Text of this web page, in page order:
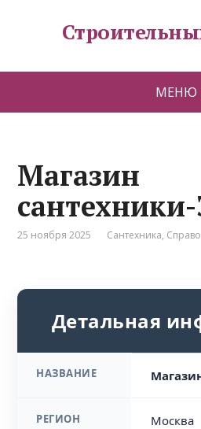
МЕНЮ
Магазин
25 ноября 2025 Сантехника,
Детальная
НАЗВАНИЕ
РЕГИОН Москва